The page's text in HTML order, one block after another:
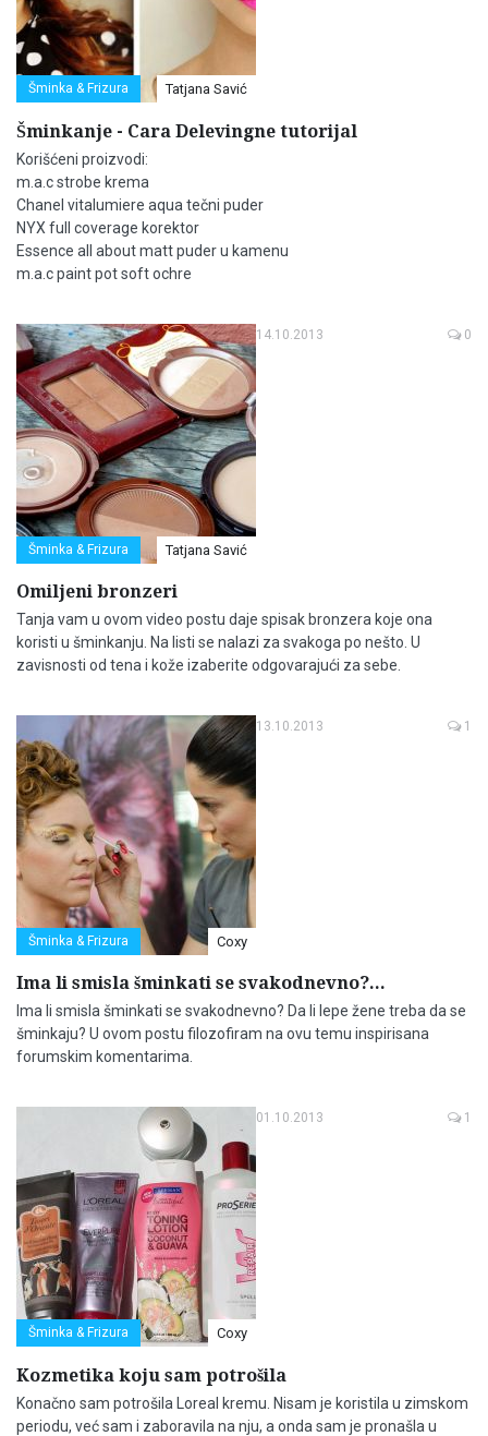
Šminka & Frizura Tatjana Savić
Šminkanje - Cara Delevingne tutorijal
Korišćeni proizvodi:
m.a.c strobe krema
Chanel vitalumiere aqua tečni puder
NYX full coverage korektor
Essence all about matt puder u kamenu
m.a.c paint pot soft ochre
Šminka & Frizura Tatjana Savić
14.10.2013 0
Omiljeni bronzeri
Tanja vam u ovom video postu daje spisak bronzera koje ona
koristi u šminkanju. Na listi se nalazi za svakoga po nešto. U
zavisnosti od tena i kože izaberite odgovarajući za sebe.
Šminka & Frizura Coxy
13.10.2013 1
Ima li smisla šminkati se svakodnevno?...
Ima li smisla šminkati se svakodnevno? Da li lepe žene treba da se
šminkaju? U ovom postu filozofiram na ovu temu inspirisana
forumskim komentarima.
Šminka & Frizura Coxy
01.10.2013 1
Kozmetika koju sam potrošila
Konačno sam potrošila Loreal kremu. Nisam je koristila u zimskom
periodu, već sam i zaboravila na nju, a onda sam je pronašla u